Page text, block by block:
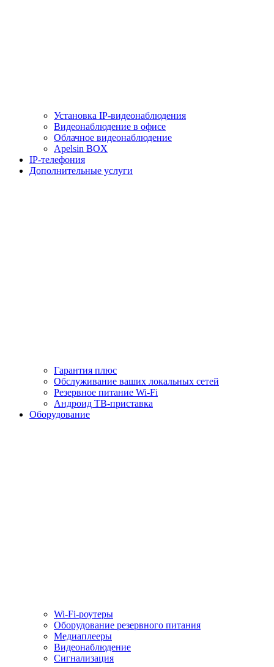
Установка IP-видеонаблюдения
Видеонаблюдение в офисе
Облачное видеонаблюдение
Apelsin BOX
IP-телефония
Дополнительные услуги
Гарантия плюс
Обслуживание ваших локальных сетей
Резервное питание Wi-Fi
Андроид ТВ-приставка
Оборудование
Wi-Fi-роутеры
Оборудование резервного питания
Медиаплееры
Видеонаблюдение
Сигнализация